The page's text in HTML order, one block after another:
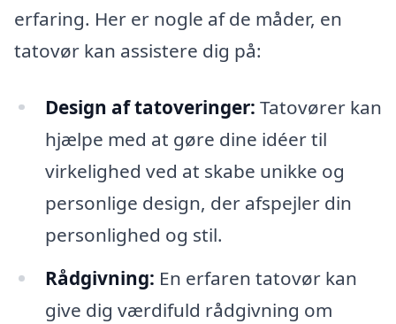
erfaring. Her er nogle af de måder, en
tatovør kan assistere dig på:
Design af tatoveringer: Tatovører kan
hjælpe med at gøre dine idéer til
virkelighed ved at skabe unikke og
personlige design, der afspejler din
personlighed og stil.
Rådgivning: En erfaren tatovør kan
give dig værdifuld rådgivning om